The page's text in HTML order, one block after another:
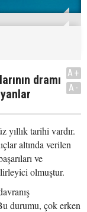
dramı
A+
A-
tarihi vardır.
altında verilen
ve
olmuştur.
durumu, çok erken